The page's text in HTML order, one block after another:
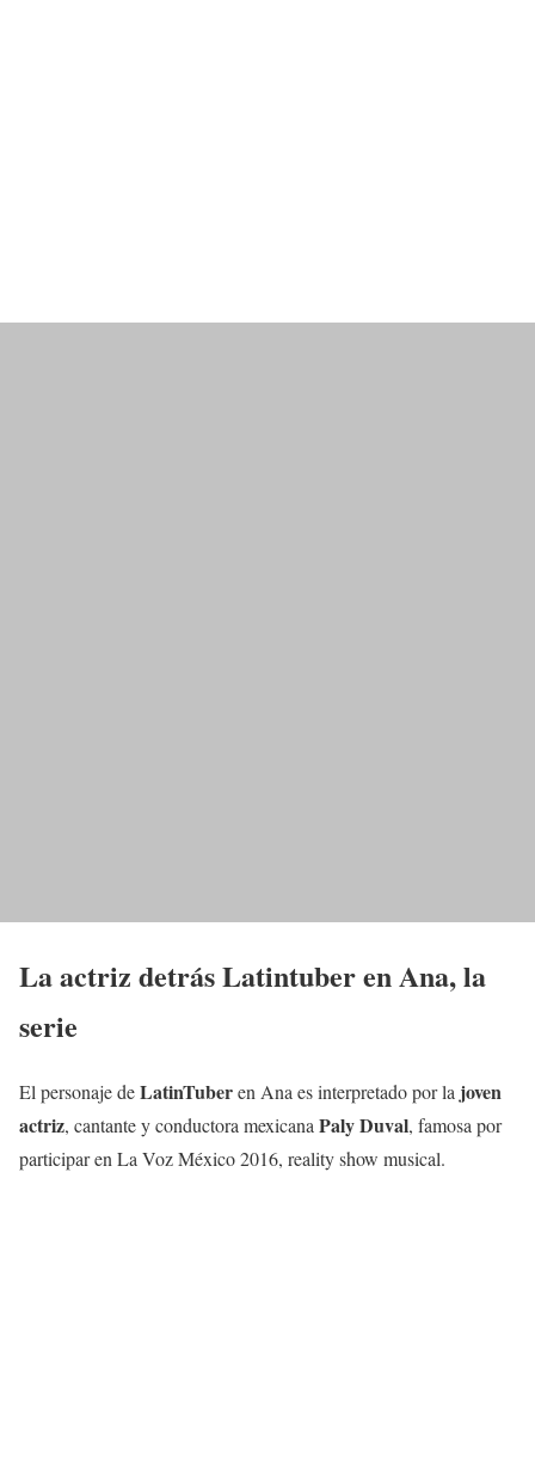
La actriz detrás Latintuber en Ana, la
serie
El personaje deLatinTuberen Ana es interpretado por la joven
actriz, cantante y conductora mexicana Paly Duval, famosa por
participar en La Voz México 2016, reality show musical.